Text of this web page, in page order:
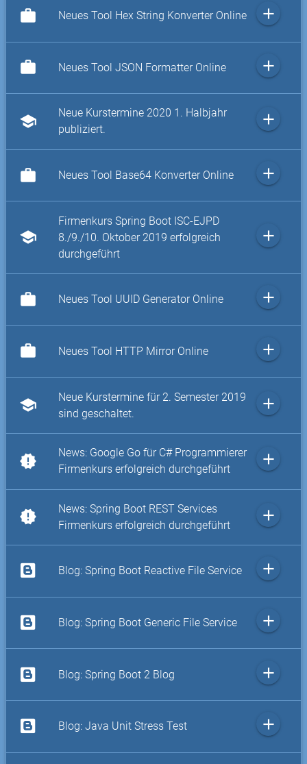
work Neues Tool Hex String Konverter Online add
work Neues Tool JSON Formatter Online add
school
Neue Kurstermine 2020 1. Halbjahr
publiziert.
add
work Neues Tool Base64 Konverter Online add
school
Firmenkurs Spring Boot ISC-EJPD
8./9./10. Oktober 2019 erfolgreich
durchgeführt
add
work Neues Tool UUID Generator Online add
work Neues Tool HTTP Mirror Online add
school
Neue Kurstermine für 2. Semester 2019
sind geschaltet.
add
new_releases
News: Google Go für C# Programmierer
Firmenkurs erfolgreich durchgeführt
add
new_releases
News: Spring Boot REST Services
Firmenkurs erfolgreich durchgeführt
add
Blog: Spring Boot Reactive File Service add
Blog: Spring Boot Generic File Service add
Blog: Spring Boot 2 Blog add
Blog: Java Unit Stress Test add